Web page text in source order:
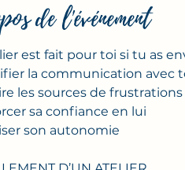
de l'événement
est fait pour toi si tu as
la communication avec
les sources de frustrations
sa confiance en lui
son autonomie